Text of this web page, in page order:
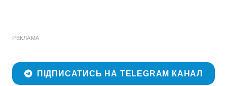
РЕКЛАМА
ПІДПИСАТИСЬ НА TELEGRAM КАНАЛ